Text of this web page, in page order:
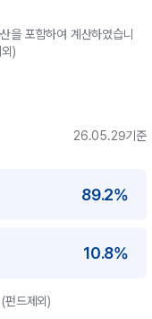
을 포함하여 계산하였습니
)
26.05.29기준
89.2%
10.8%
펀드제외)